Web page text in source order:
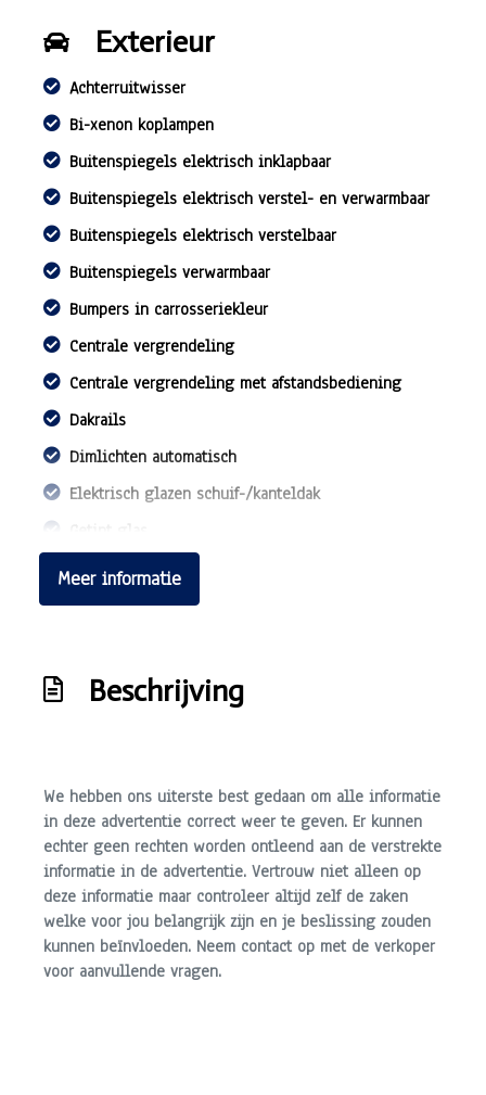
Exterieur
Achterruitwisser
Bi-xenon koplampen
Buitenspiegels elektrisch inklapbaar
Buitenspiegels elektrisch verstel- en verwarmbaar
Buitenspiegels elektrisch verstelbaar
Buitenspiegels verwarmbaar
Bumpers in carrosseriekleur
Centrale vergrendeling
Centrale vergrendeling met afstandsbediening
Dakrails
Dimlichten automatisch
Elektrisch glazen schuif-/kanteldak
Getint warmtewerend glas
Glazen schuifdak
Lichtmetalen velgen 19"
Niveauregeling automatisch
Panoramadak
Park distance control
Parkeersensor achter
Parkeersensor voor en achter
Ruitensproeiers/wisserbladen verwarmbaar
Meer informatie
Beschrijving
We hebben ons uiterste best gedaan om alle informatie
in deze advertentie correct weer te geven. Er kunnen
echter geen rechten worden ontleend aan de verstrekte
informatie in de advertentie. Vertrouw niet alleen op
deze informatie maar controleer altijd zelf de zaken
welke voor jou belangrijk zijn en je beslissing zouden
kunnen beïnvloeden. Neem contact op met de verkoper
voor aanvullende vragen.